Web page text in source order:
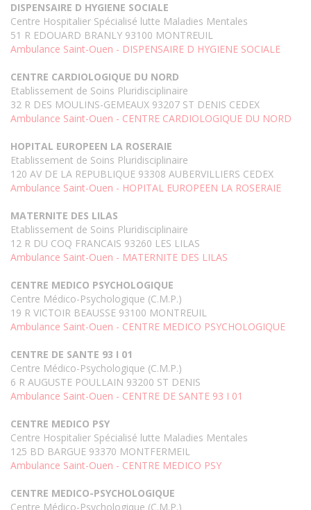
DISPENSAIRE D HYGIENE SOCIALE
Centre Hospitalier Spécialisé lutte Maladies Mentales
51 R EDOUARD BRANLY 93100 MONTREUIL
Ambulance Saint-Ouen - DISPENSAIRE D HYGIENE SOCIALE
CENTRE CARDIOLOGIQUE DU NORD
Etablissement de Soins Pluridisciplinaire
32 R DES MOULINS-GEMEAUX 93207 ST DENIS CEDEX
Ambulance Saint-Ouen - CENTRE CARDIOLOGIQUE DU NORD
HOPITAL EUROPEEN LA ROSERAIE
Etablissement de Soins Pluridisciplinaire
120 AV DE LA REPUBLIQUE 93308 AUBERVILLIERS CEDEX
Ambulance Saint-Ouen - HOPITAL EUROPEEN LA ROSERAIE
MATERNITE DES LILAS
Etablissement de Soins Pluridisciplinaire
12 R DU COQ FRANCAIS 93260 LES LILAS
Ambulance Saint-Ouen - MATERNITE DES LILAS
CENTRE MEDICO PSYCHOLOGIQUE
Centre Médico-Psychologique (C.M.P.)
19 R VICTOIR BEAUSSE 93100 MONTREUIL
Ambulance Saint-Ouen - CENTRE MEDICO PSYCHOLOGIQUE
CENTRE DE SANTE 93 I 01
Centre Médico-Psychologique (C.M.P.)
6 R AUGUSTE POULLAIN 93200 ST DENIS
Ambulance Saint-Ouen - CENTRE DE SANTE 93 I 01
CENTRE MEDICO PSY
Centre Hospitalier Spécialisé lutte Maladies Mentales
125 BD BARGUE 93370 MONTFERMEIL
Ambulance Saint-Ouen - CENTRE MEDICO PSY
CENTRE MEDICO-PSYCHOLOGIQUE
Centre Médico-Psychologique (C.M.P.)